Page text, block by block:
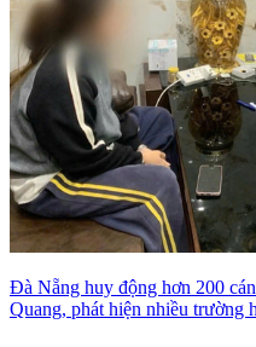
Đà Nẵng huy động hơn 200
Quang, phát hiện nhiều trường